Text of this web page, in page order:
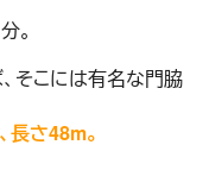
。
そこには有名な門脇
長さ48m。